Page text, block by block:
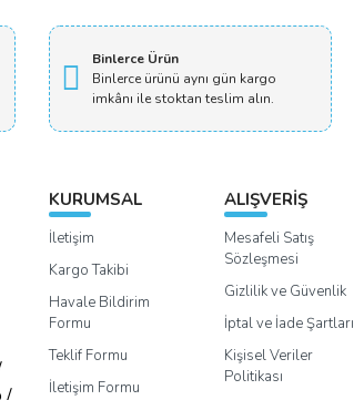
arkadaşlara çalışmalarından dolayı teşekkür
Binlerce Ürün
Binlerce ürünü aynı gün kargo
imkânı ile stoktan teslim alın.
KURUMSAL
İletişim
Kargo Takibi
Havale Bildirim
Formu
Teklif Formu
İletişim Formu
ALIŞVERİŞ
Mesafeli Satış
Sözleşmesi
Gizlilik ve Güvenlik
İptal ve İade Şartları
Kişisel Veriler
Politikası